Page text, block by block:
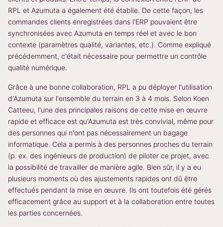
RPL et Azumuta a également été établie. De cette façon, les
commandes clients enregistrées dans l'ERP pouvaient être
synchronisées avec Azumuta en temps réel et avec le bon
contexte (paramètres qualité, variantes, etc.). Comme expliqué
précédemment, c'était nécessaire pour permettre un contrôle
qualité numérique.
Grâce à une bonne collaboration, RPL a pu déployer l'utilisation
d'Azumuta sur l'ensemble du terrain en 3 à 4 mois. Selon Koen
Catteeu, l'une des principales raisons de cette mise en œuvre
rapide et efficace est qu'Azumuta est très convivial, même pour
des personnes qui n'ont pas nécessairement un bagage
informatique. Cela a permis à des personnes proches du terrain
(p. ex. des ingénieurs de production) de piloter ce projet, avec
la possibilité de travailler de manière agile. Bien sûr, il y a eu
plusieurs moments où des ajustements rapides ont dû être
effectués pendant la mise en œuvre. Ils ont toutefois été gérés
efficacement grâce au support et à la collaboration entre toutes
les parties concernées.